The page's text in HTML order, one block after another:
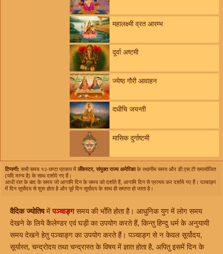
महालक्ष्मी व्रत आरम्भ
दूर्वा अष्टमी
ज्येष्ठ गौरी आवाहन
दधीचि जयन्ती
मासिक दुर्गाष्टमी
टिप्पणी: सभी समय १२-घण्टा प्रारूप में लँकेस्टर, संयुक्त राज्य अमेरिकाके स्थानीय समय और डी.एस.टी समायोजित
(यदि मान्य है) के साथ दर्शाये गए हैं।
आधी रात के बाद के समय जो आगामि दिन के समय को दर्शाते हैं, आगामि दिन से प्रत्यय कर दर्शाये गए हैं। पञ्चाङ्ग
में दिन सूर्योदय से शुरू होता है और पूर्व दिन सूर्योदय के साथ ही समाप्त हो जाता है।
वैदिक ज्योतिषमेंपञ्चाङ्गसमय की भाँति होता है। आधुनिक युग में लोग समय
देखने के लिये कैलेण्डर एवं घड़ी का उपयोग करते हैं, किन्तु हिन्दु धर्म के अनुयायी
समय देखने हेतु पञ्चाङ्ग का उपयोग करते हैं। पञ्चाङ्ग से न केवल सूर्योदय,
सूर्यास्त, चन्द्रोदय तथा चन्द्रास्त के विषय में ज्ञात होता है, अपितु इसमें दिन के